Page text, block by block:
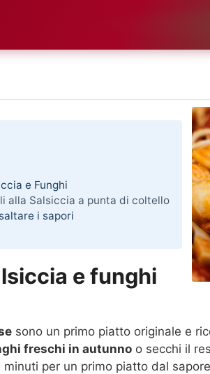
e Funghi
alla Salsiccia a punta di coltello
i sapori
e funghi
sono un primo piatto originale e
freschi in autunno o secchi il
per un primo piatto dal